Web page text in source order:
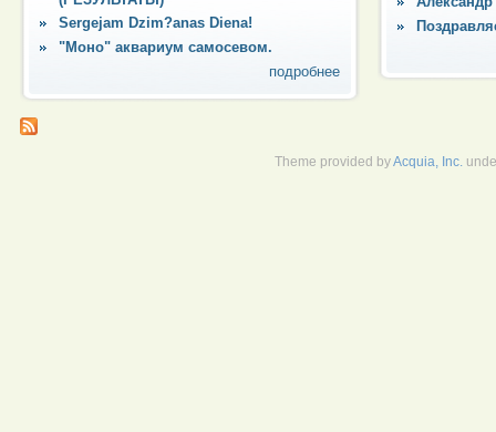
Sergejam Dzim?anas Diena!
"Моно" аквариум самосевом.
подробнее
Theme provided byAcquia, Inc.